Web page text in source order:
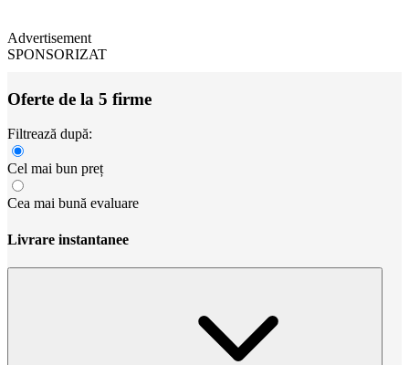
Advertisement
SPONSORIZAT
Oferte de la 5 firme
Filtrează după:
Cel mai bun preț
Cea mai bună evaluare
Livrare instantanee